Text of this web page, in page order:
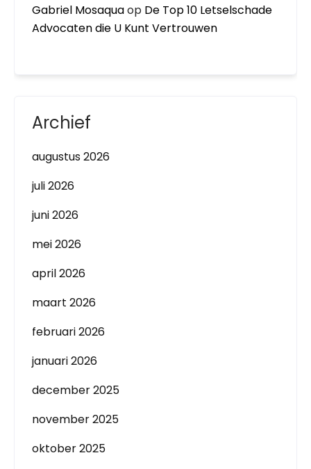
Gabriel Mosaquaop De Top 10 Letselschade
Advocaten die U Kunt Vertrouwen
Archief
augustus 2026
juli 2026
juni 2026
mei 2026
april 2026
maart 2026
februari 2026
januari 2026
december 2025
november 2025
oktober 2025